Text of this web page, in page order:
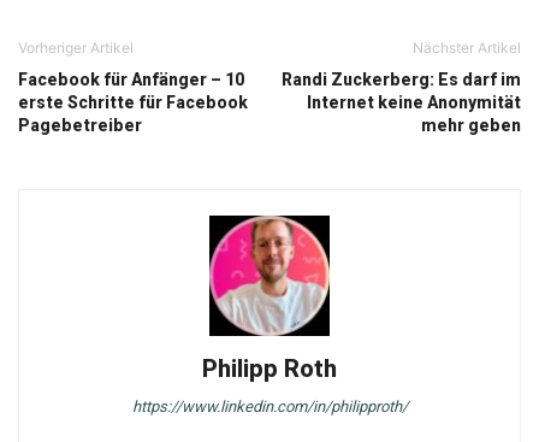
Vorheriger Artikel
Facebook für Anfänger – 10
erste Schritte für Facebook
Pagebetreiber
Nächster Artikel
Randi Zuckerberg: Es darf im
Internet keine Anonymität
mehr geben
Philipp Roth
https://www.linkedin.com/in/philipproth/